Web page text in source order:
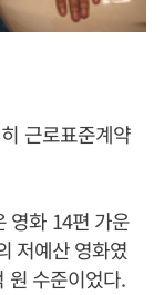
근로표준계약
영화 14편 가운
저예산 영화였
원 수준이었다.